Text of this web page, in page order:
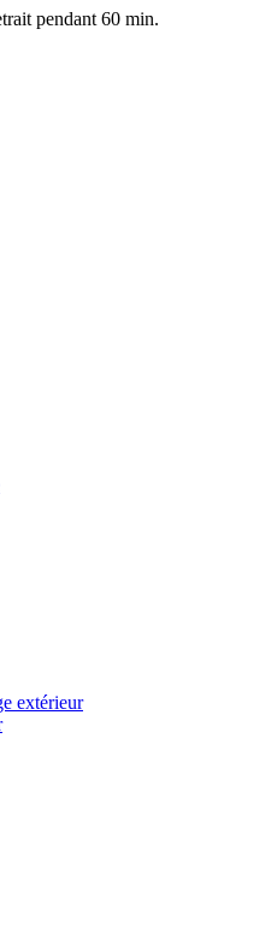
pendant 60 min.
extérieur